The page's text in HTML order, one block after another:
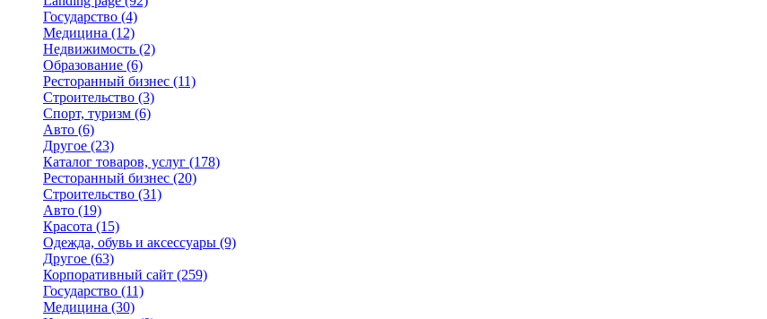
Государство (4)
Медицина (12)
Недвижимость (2)
Образование (6)
Ресторанный бизнес (11)
Строительство (3)
Спорт, туризм (6)
Авто (6)
Другое (23)
Каталог товаров, услуг (178)
Ресторанный бизнес (20)
Строительство (31)
Авто (19)
Красота (15)
Одежда, обувь и аксессуары (9)
Другое (63)
Корпоративный сайт (259)
Государство (11)
Медицина (30)